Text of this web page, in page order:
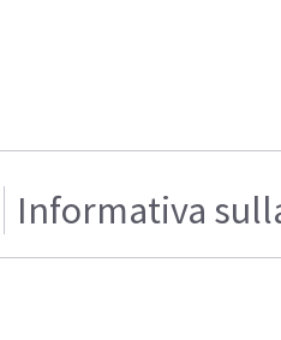
Informativa